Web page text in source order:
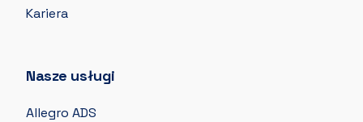
Kariera
Nasze usługi
Allegro ADS